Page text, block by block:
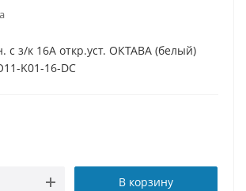
c з/к 16А откр.уст. ОКТАВА (белый)
K01-16-DC
В корзину